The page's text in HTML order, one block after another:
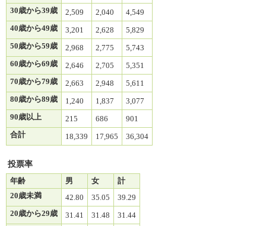
30歳から39歳
2,509 2,040
4,549
40歳から49歳
3,201 2,628
5,829
50歳から59歳
2,968 2,775
5,743
60歳から69歳
2,646 2,705
5,351
70歳から79歳
2,663 2,948
5,611
80歳から89歳
1,240 1,837
3,077
90歳以上
215 686
901
合計
18,339 17,965 36,304
投票率
年齢
男 女
計
20歳未満
42.80 35.05
39.29
20歳から29歳
31.41 31.48 31.44